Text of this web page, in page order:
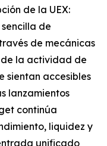
de la UEX:
de
de mecánicas
la actividad de
sientan accesibles
lanzamientos
continúa
liquidez y
unificado